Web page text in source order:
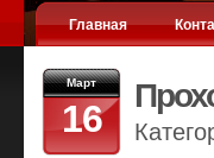
Главная
Март
16